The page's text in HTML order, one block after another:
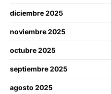
diciembre 2025
noviembre 2025
octubre 2025
septiembre 2025
agosto 2025